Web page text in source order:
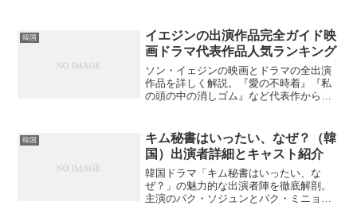
すか？
韓国
イエジンの出演作品完全ガイド映
画ドラマ代表作品人気ランキング
ソン・イェジンの映画とドラマの全出演
作品を詳しく解説。『愛の不時着』『私
の頭の中の消しゴム』など代表作から隠
韓国
キム秘書はいったい、なぜ？（韓
国）出演者詳細とキャスト紹介
韓国ドラマ「キム秘書はいったい、な
ぜ？」の魅力的な出演者陣を徹底解剖。
主演のパク・ソジュンとパク・ミニョン